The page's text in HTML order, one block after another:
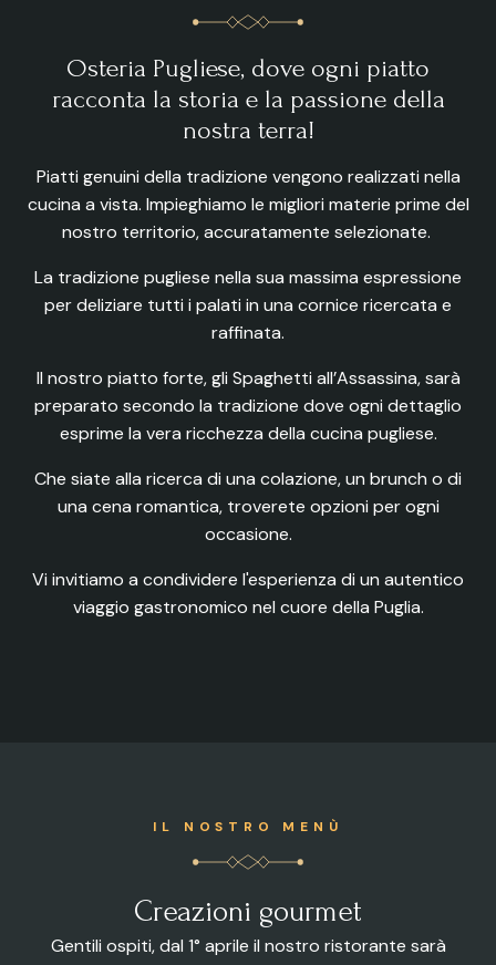
Osteria Pugliese, dove ogni piatto
racconta la storia e la passione della
nostra terra!
Piatti genuini della tradizione vengono realizzati nella
cucina a vista. Impieghiamo le migliori materie prime del
nostro territorio, accuratamente selezionate.
La tradizione pugliese nella sua massima espressione
per deliziare tutti i palati in una cornice ricercata e
raffinata.
Il nostro piatto forte, gli Spaghetti all’Assassina, sarà
preparato secondo la tradizione dove ogni dettaglio
esprime la vera ricchezza della cucina pugliese.
Che siate alla ricerca di una colazione, un brunch o di
una cena romantica, troverete opzioni per ogni
occasione.
Vi invitiamo a condividere l'esperienza di un autentico
viaggio gastronomico nel cuore della Puglia.
IL NOSTRO MENÙ
Creazioni gourmet
Gentili ospiti, dal 1° aprile il nostro ristorante sarà